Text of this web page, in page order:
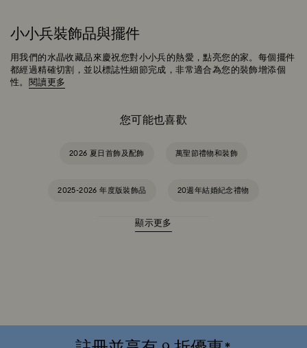
小小兵裝飾品與擺件
用我們的水晶收藏品來慶祝您對小小兵的熱愛，點亮您的家。每個擺件
都經過精確切割，並以標誌性細節完成，非常適合為您的裝飾增添個
性。 閱讀更多
您可能也喜歡
2026 夏日首飾及配飾 萬聖節禮物和裝飾
2025-2026 年度版裝飾品 20週年結婚紀念禮物
Alice in Wonderland 產品系列
Constella 產品系列 Curiosa 產品系列
顯示更多